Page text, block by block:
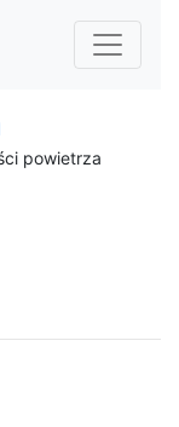
powietrza